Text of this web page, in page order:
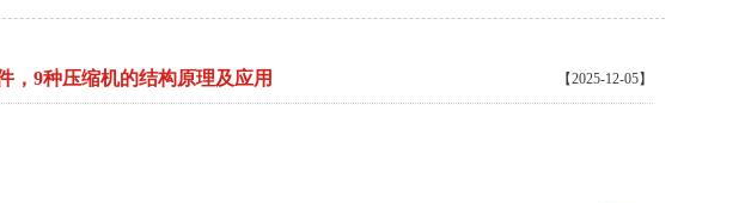
，9种压缩机的结构原理及应用 【2025-12-05】